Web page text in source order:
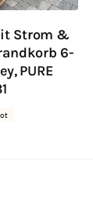
Strom &
6-
PURE